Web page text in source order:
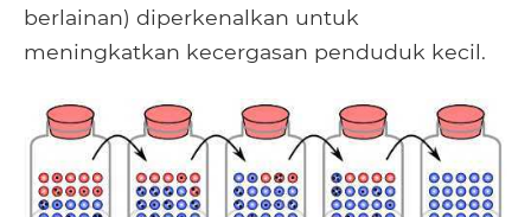
berlainan) diperkenalkan untuk
meningkatkan kecergasan penduduk kecil.